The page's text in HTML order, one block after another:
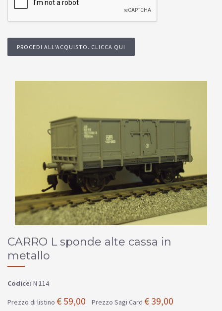
PROCEDI ALL'ACQUISTO. CLICCA QUI
CARRO L sponde alte cassa in
metallo
Codice: N 114
Prezzo di listino € 59,00 Prezzo Sagi Card € 39,00